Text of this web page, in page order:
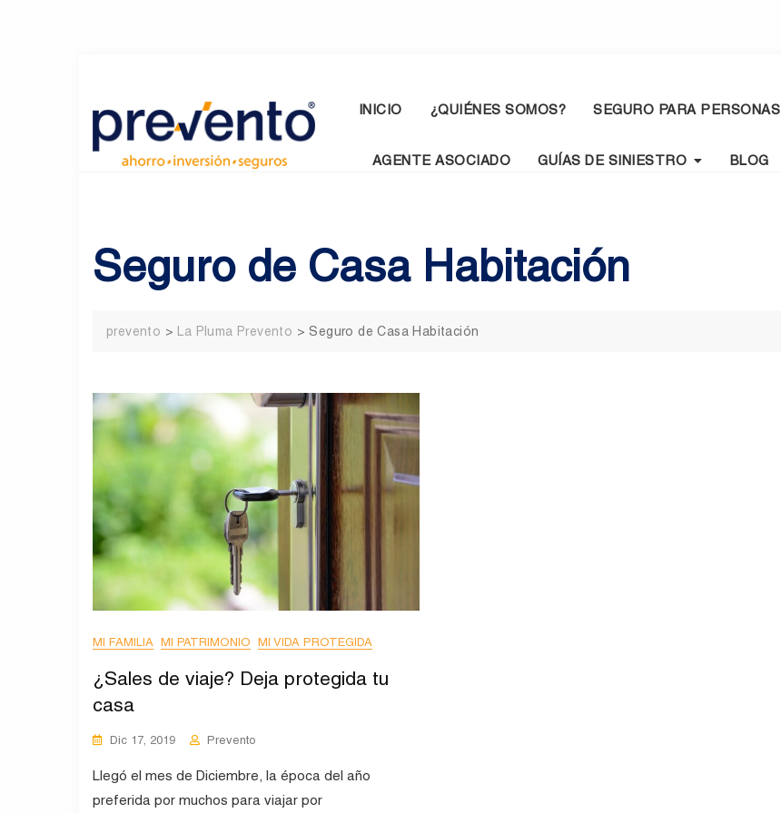
content
INICIO ¿QUIÉNES SOMOS? SEGURO PARA PERSONAS
AGENTE ASOCIADO GUÍAS DE SINIESTRO BLOG
Seguro de Casa Habitación
prevento > La Pluma Prevento >Seguro de Casa Habitación
MI FAMILIA MI PATRIMONIO MI VIDA PROTEGIDA
¿Sales de viaje? Deja protegida tu
casa
Dic 17, 2019 Prevento
Llegó el mes de Diciembre, la época del año
preferida por muchos para viajar por